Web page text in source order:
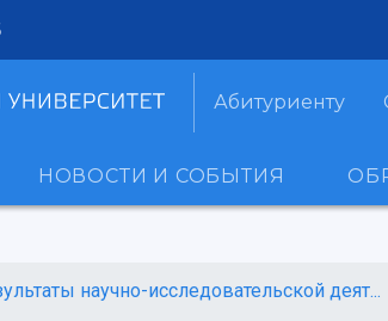
Абитуриенту
НОВОСТИ И СОБЫТИЯ
научно-исследовательской деят...